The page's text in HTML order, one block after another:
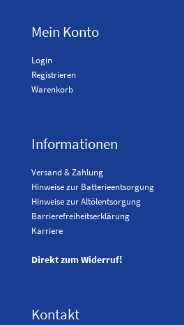
Mein Konto
Login
Registrieren
Warenkorb
Informationen
Versand & Zahlung
Hinweise zur Batterieentsorgung
Hinweise zur Altölentsorgung
Barrierefreiheitserklärung
Karriere
Direkt zum Widerruf!
Kontakt